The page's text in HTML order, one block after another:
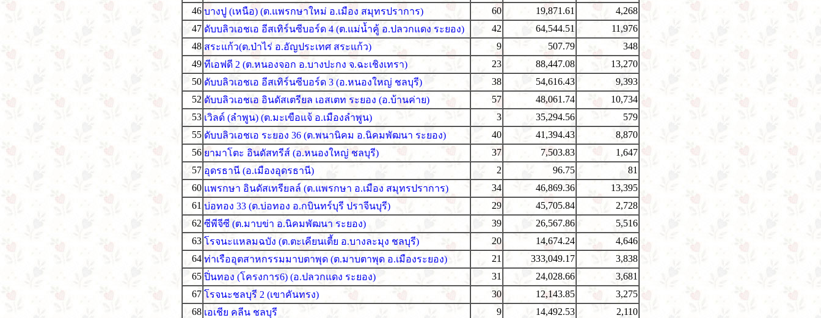
46 บางปู (เหนือ) (ต.แพรกษาใหม่ อ.เมือง สมุทรปราการ) 60 19,871.61
4,268
47 ดับบลิวเอชเอ อีสเทิร์นซีบอร์ด 4 (ต.แม่น้ำคู้ อ.ปลวกแดง ระยอง) 42 64,544.51
11,976
48 สระแก้ว(ต.ป่าไร่ อ.อัญประเทศ สระแก้ว) 9 507.79
348
49 ทีเอฟดี 2 (ต.หนองจอก อ.บางปะกง จ.ฉะเชิงเทรา) 23 88,447.08
13,270
50 ดับบลิวเอชเอ อีสเทิร์นซีบอร์ด 3 (อ.หนองใหญ่ ชลบุรี) 38 54,616.43
9,393
52 ดับบลิวเอชเอ อินดัสเตรียล เอสเตท ระยอง (อ.บ้านค่าย) 57 48,061.74
10,734
53 เวิลด์ (ลำพูน) (ต.มะเขือแจ้ อ.เมืองลำพูน) 3 35,294.56
579
55 ดับบลิวเอชเอ ระยอง 36 (ต.พนานิคม อ.นิคมพัฒนา ระยอง) 40 41,394.43
8,870
56 ยามาโตะ อินดัสทรีส์ (อ.หนองใหญ่ ชลบุรี) 37 7,503.83
1,647
57 อุดรธานี (อ.เมืองอุดรธานี) 2 96.75
81
60 แพรกษา อินดัสเทรียลล์ (ต.แพรกษา อ.เมือง สมุทรปราการ) 34 46,869.36
13,395
61 บ่อทอง 33 (ต.บ่อทอง อ.กบินทร์บุรี ปราจีนบุรี) 29 45,705.84
2,728
62 ซีพีจีซี (ต.มาบข่า อ.นิคมพัฒนา ระยอง) 39 26,567.86
5,516
63 โรจนะแหลมฉบัง (ต.ตะเคียนเตี้ย อ.บางละมุง ชลบุรี) 20 14,674.24
4,646
64 ท่าเรืออุตสาหกรรมมาบตาพุด (ต.มาบตาพุด อ.เมืองระยอง) 21 333,049.17
3,838
65 ปิ่นทอง (โครงการ6) (อ.ปลวกแดง ระยอง) 31 24,028.66
3,681
67 โรจนะชลบุรี 2 (เขาคันทรง) 30 12,143.85
3,275
68 เอเชีย คลีน ชลบุรี 9 14,492.53 2,110